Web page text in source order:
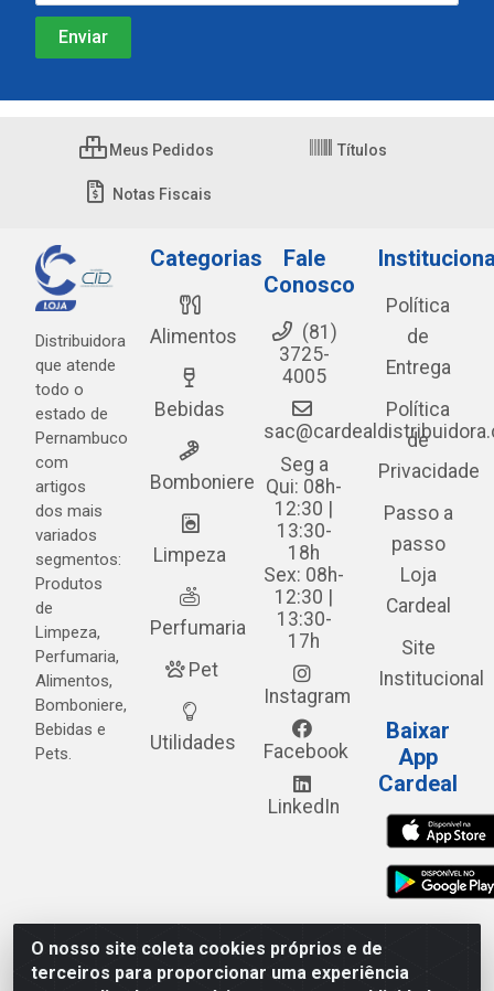
O nosso site coleta cookies próprios e de
terceiros para proporcionar uma experiência
Meus Pedidos Títulos
Notas Fiscais
Distribuidora
que atende
todo o
estado de
Pernambuco
com
artigos
dos mais
variados
segmentos:
Produtos
de
Limpeza,
Perfumaria,
Alimentos,
Bomboniere,
Bebidas e
Pets.
Categorias
Alimentos
Bebidas
Bomboniere
Limpeza
Perfumaria
Pet
Utilidades
Fale
Conosco
(81)
3725-
4005
Seg a
Qui: 08h-
12:30 |
13:30-
18h
Sex: 08h-
12:30 |
13:30-
17h
Instagram
Facebook
LinkedIn
Política
de
Entrega
Política
de
Privacidade
Passo a
passo
Loja
Cardeal
Site
Institucional
Baixar
App
Cardeal
Cardeal Distribuidora - Estrada Alto do Moura, 582 - Alto
do Moura - Caruaru/PE - CEP 55.040-120 - CNPJ